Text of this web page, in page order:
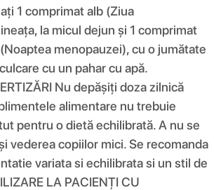
1 comprimat alb (Ziua
la micul dejun și 1 comprimat
menopauzei), cu o jumătate
cu un pahar cu apă.
Nu depășiți doza zilnică
alimentare nu trebuie
pentru o dietă echilibrată. A nu se
vederea copiilor mici. Se recomanda
variata si echilibrata si un stil de
LA PACIENȚI CU